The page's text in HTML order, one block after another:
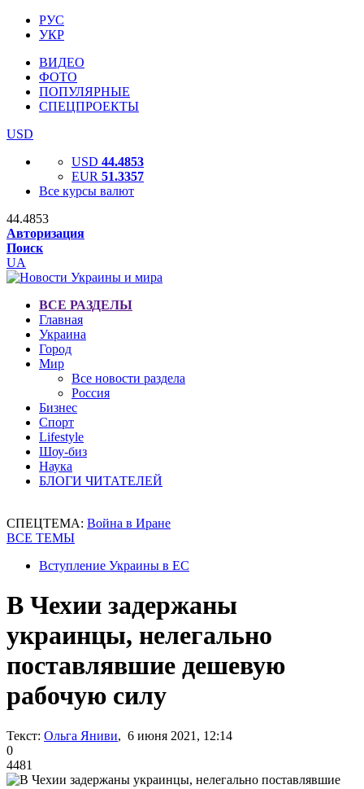
РУС
УКР
ВИДЕО
ФОТО
ПОПУЛЯРНЫЕ
СПЕЦПРОЕКТЫ
USD
USD 44.4853
EUR 51.3357
Все курсы валют
44.4853
Авторизация
Поиск
UA
ВСЕ РАЗДЕЛЫ
Главная
Украина
Город
Мир
Все новости раздела
Россия
Бизнес
Спорт
Lifestyle
Шоу-биз
Наука
БЛОГИ ЧИТАТЕЛЕЙ
СПЕЦТЕМА: Война в Иране
ВСЕ ТЕМЫ
Вступление Украины в ЕС
В Чехии задержаны
украинцы, нелегально
поставлявшие дешевую
рабочую силу
Текст: Ольга Яниви, 6 июня 2021, 12:14
0
4481